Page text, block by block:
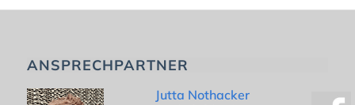
ANSPRECHPARTNER
Jutta Nothacker